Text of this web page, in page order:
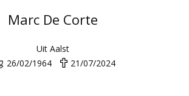
Marc De Corte
Uit Aalst
26/02/1964
21/07/2024